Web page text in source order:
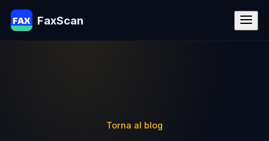
FaxScan
Torna al blog